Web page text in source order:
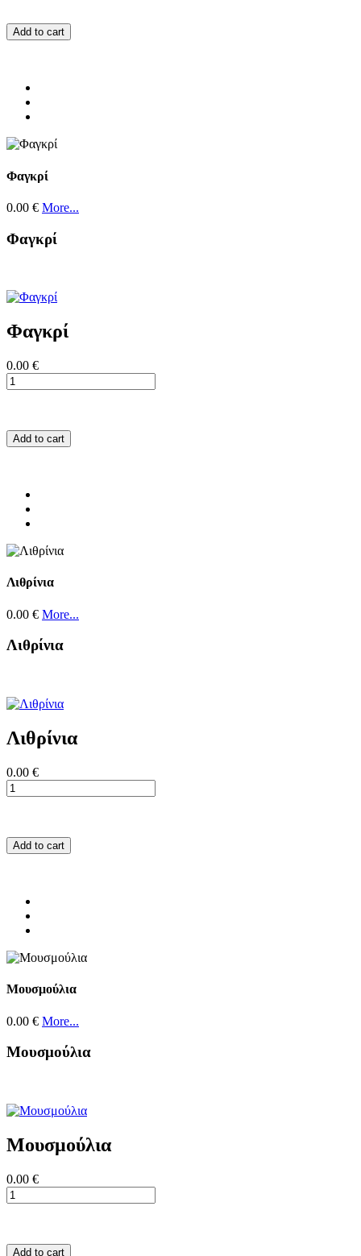
Add to cart
Φαγκρί
0.00 € More...
Φαγκρί
Φαγκρί
0.00 €
Add to cart
Λιθρίνια
0.00 € More...
Λιθρίνια
Λιθρίνια
0.00 €
Add to cart
Μουσμούλια
0.00 € More...
Μουσμούλια
Μουσμούλια
0.00 €
Add to cart